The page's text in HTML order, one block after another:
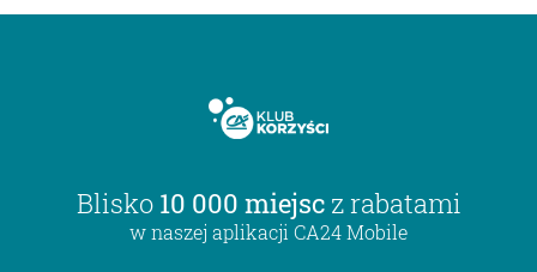
Blisko 10 000 miejsc z rabatami
w naszej aplikacji CA24 Mobile